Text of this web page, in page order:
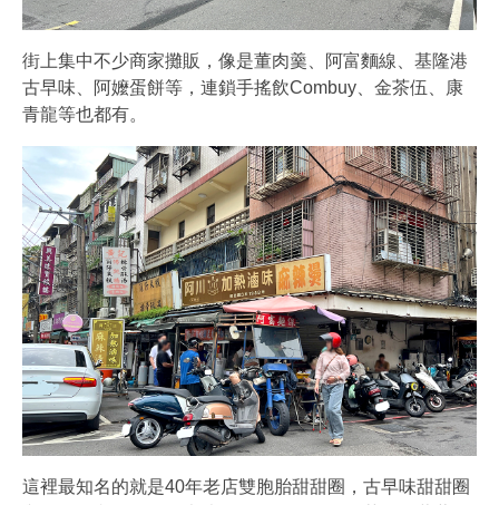
街上集中不少商家攤販，像是董肉羹、阿富麵線、基隆港
古早味、阿嬤蛋餅等，連鎖手搖飲Combuy、金茶伍、康
青龍等也都有。
這裡最知名的就是40年老店雙胞胎甜甜圈，古早味甜甜圈